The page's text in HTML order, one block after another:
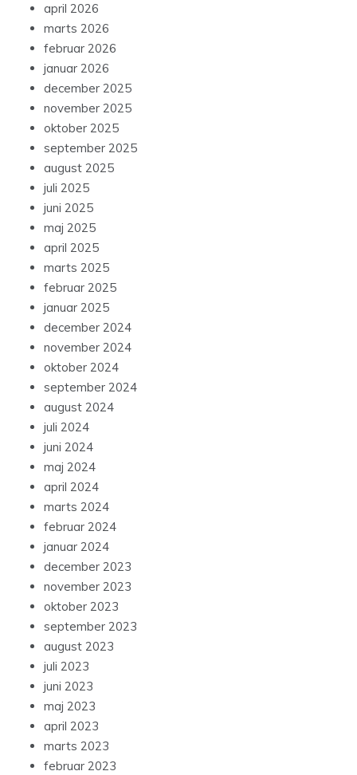
april 2026
marts 2026
februar 2026
januar 2026
december 2025
november 2025
oktober 2025
september 2025
august 2025
juli 2025
juni 2025
maj 2025
april 2025
marts 2025
februar 2025
januar 2025
december 2024
november 2024
oktober 2024
september 2024
august 2024
juli 2024
juni 2024
maj 2024
april 2024
marts 2024
februar 2024
januar 2024
december 2023
november 2023
oktober 2023
september 2023
august 2023
juli 2023
juni 2023
maj 2023
april 2023
marts 2023
februar 2023